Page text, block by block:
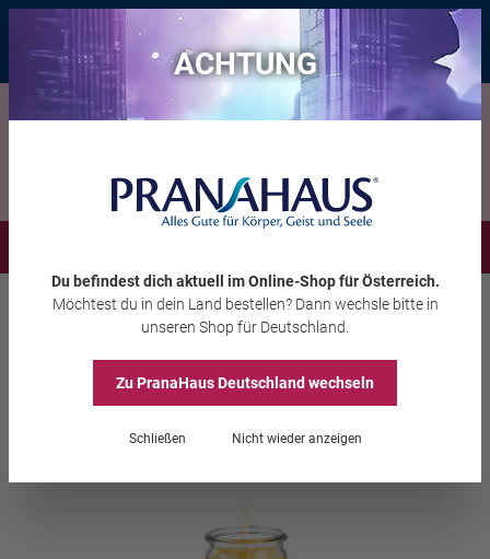
Bis zu 20 € Rabatt* mit dem Vorteils-Codeeintauchen , gültig bis
11.08.2026
Kerzen Duftkerzen
Duftkerze „Maracuja“
ACHTUNG
Du befindest dich aktuell im Online-Shopfür Österreich.
Möchtest du in dein Land bestellen? Dann wechsle bitte in
unseren Shop für Deutschland
Zu PranaHausDeutschland wechseln
Schließen Nicht wieder anzeigen